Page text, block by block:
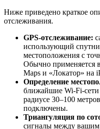
Ниже приведено краткое
отслеживания.
GPS-отслеживание:
использующий
местоположения с
Обычно применяется
Maps и «Локатор» на
Определение
ближайшие Wi-Fi-
радиусе 30–100
подключены.
Триангуляция по
сигналы между